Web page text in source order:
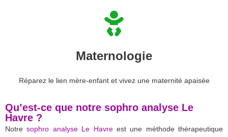
Maternologie
Réparez le lien mère-enfant et vivez une maternité apaisée
Qu’est-ce que notre sophro analyse Le
Havre ?
Notresophro analyse Le Havreest une méthode thérapeutique